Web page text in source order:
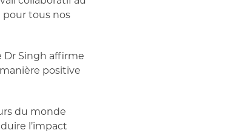
pour tous nos
Dr Singh affirme
positive
du monde
l’impact